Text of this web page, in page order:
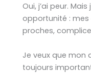
Oui, j’ai peur.
opportunité :
proches,
Je veux que mon
toujours